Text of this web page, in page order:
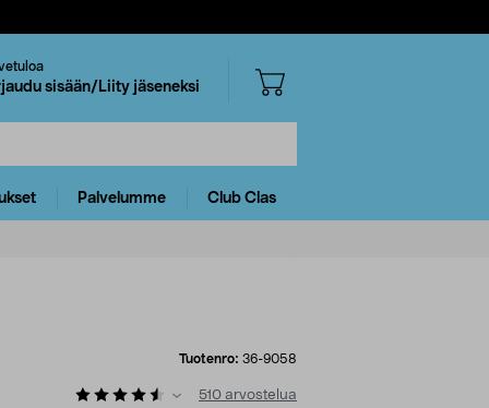
sisään/Liity jäseneksi
Palvelumme Club Clas
Tuotenro: 36-9058
510 arvostelua